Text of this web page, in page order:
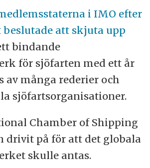
i IMO efter
beslutade att skjuta upp
bindande
för sjöfarten med ett år
av många rederier och
sjöfartsorganisationer.
Chamber of Shipping
drivit på för att det globala
skulle antas.